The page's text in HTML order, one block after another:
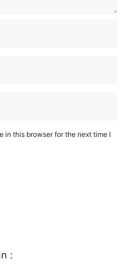
in this browser for the next time I
: